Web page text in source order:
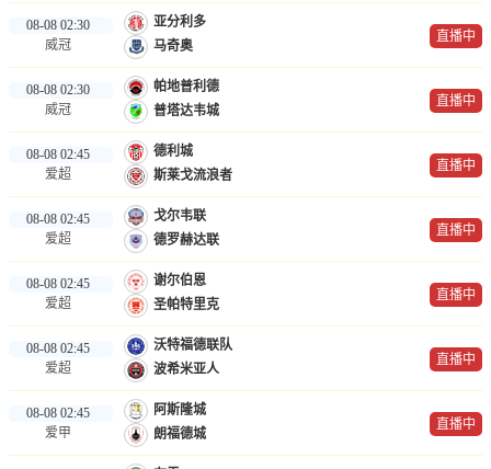
08-08 02:30
威冠
亚分利多
马奇奥
直播中
08-08 02:30
威冠
帕地普利德
普塔达韦城
直播中
08-08 02:45
爱超
德利城
斯莱戈流浪者
直播中
08-08 02:45
爱超
戈尔韦联
德罗赫达联
直播中
08-08 02:45
爱超
谢尔伯恩
圣帕特里克
直播中
08-08 02:45
爱超
沃特福德联队
波希米亚人
直播中
08-08 02:45
爱甲
阿斯隆城
朗福德城
直播中